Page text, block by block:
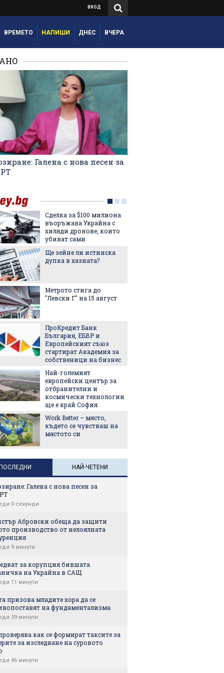
ВХОД
ВРЕМЕТО НАПИШИ ДНЕС ВЧЕРА
Галена с нова песен за
Сделка за $100 милиона
въоръжава Украйна с
хиляди дронове, които
убиват сами
Ще зейне ли истинска
дупка в хазната?
Метрото стига до
"Левски Г" на 15 август
ПроКредит Банк
България, ЕБВР и
Европейският съюз
стартират Академия за
собственици на бизнес
Най-големият
европейски център за
отбранителни и
космически технологии
ще е край София
Work Better – място,
където се чувстваш на
мястото си
НАЙ-ЧЕТЕНИ
Галена с нова песен за
0 секунди
Абровски обеща да защити
производство от нелоялната
9 минути
за корупция бившата
на Украйна в САЩ
11 минути
призова младите хора да се
на фундаментализма
39 минути
как се формират таксите за
за изследване на суровото
46 минути